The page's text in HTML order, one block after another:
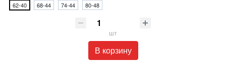
62-40 68-44 74-44 80-48
шт
В корзину